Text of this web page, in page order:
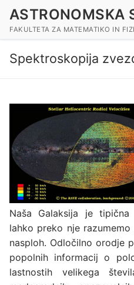
Preskoči
naASTRONOMSKA
FAKULTETA ZA MATEMATIKO IN
Spektroskopija
Naša Galaksija je
lahko preko nje
nasploh. Odločilno orodje
popolnih informacij o
lastnostih velikega